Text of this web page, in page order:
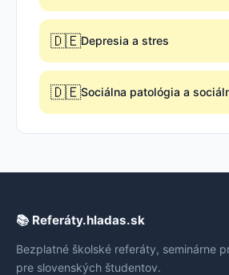
🇩🇪Depresia a stres
🇩🇪Sociálna patológia a
📚 Referáty.hladas.sk
Bezplatné školské referáty, seminárne
pre slovenských študentov.